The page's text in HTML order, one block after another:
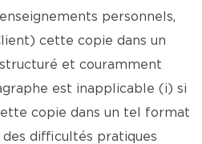
personnels,
cette copie dans un
et couramment
est inapplicable (i) si
copie dans un tel format
difficultés pratiques